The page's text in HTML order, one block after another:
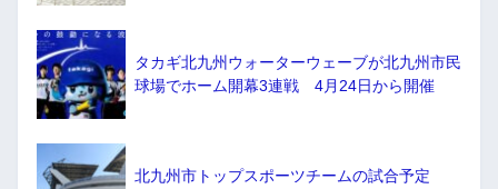
タカギ北九州ウォーターウェーブが北九州市民
球場でホーム開幕3連戦 4月24日から開催
北九州市トップスポーツチームの試合予定